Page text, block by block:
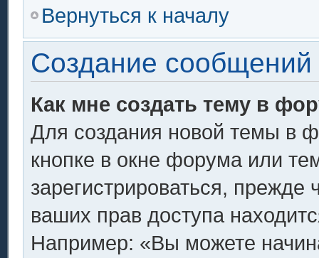
Вернуться к началу
Создание сообщений
Как мне создать тему в
Для создания новой темы в
кнопке в окне форума или
зарегистрироваться,
ваших прав доступа
Например: «Вы можете